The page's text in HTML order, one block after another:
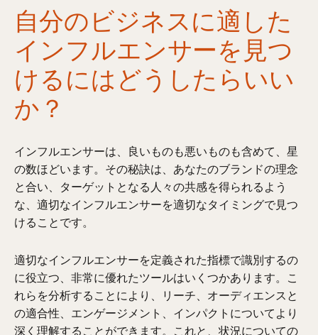
自分のビジネスに適した
インフルエンサーを見つ
けるにはどうしたらいい
か？
インフルエンサーは、良いものも悪いものも含めて、星
の数ほどいます。その秘訣は、あなたのブランドの理念
と合い、ターゲットとなる人々の共感を得られるよう
な、適切なインフルエンサーを適切なタイミングで見つ
けることです。
適切なインフルエンサーを定義された指標で識別するの
に役立つ、非常に優れたツールはいくつかあります。こ
れらを分析することにより、リーチ、オーディエンスと
の適合性、エンゲージメント、インパクトについてより
深く理解することができます。これと、状況についての